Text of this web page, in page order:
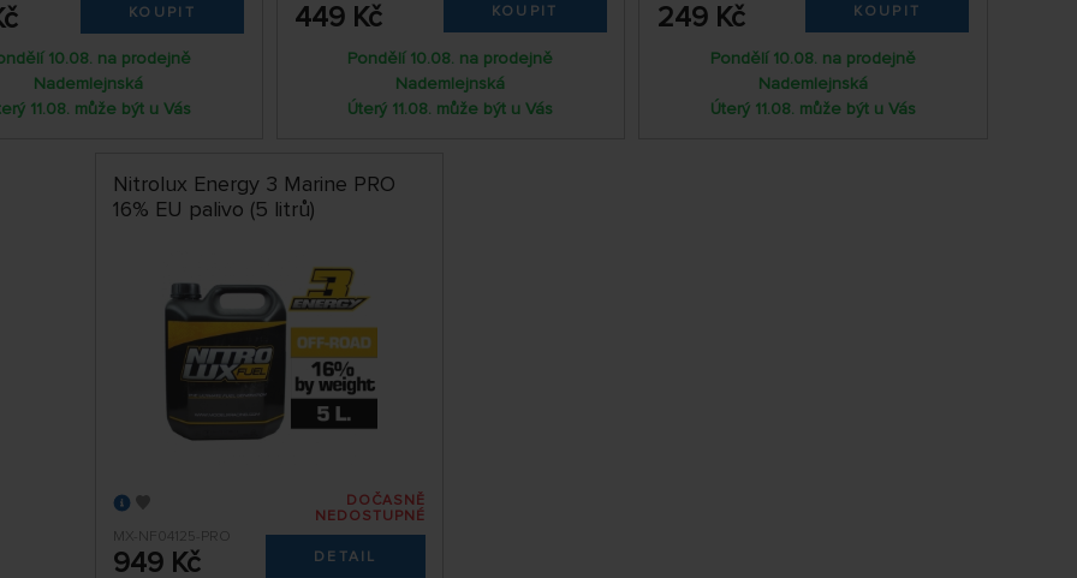
KOUPIT
10.08. na prodejně
Nademlejnská
11.08. může být u Vás
449 Kč KOUPIT
Pondělí 10.08. na prodejně
Nademlejnská
Úterý 11.08. může být u Vás
249 Kč KOUPIT
Pondělí 10.08. na prodejně
Nademlejnská
Úterý 11.08. může být u Vás
Nitrolux Energy 3 Marine PRO
16% EU palivo (5 litrů)
MX-NF04125-PRO
949 Kč
DOČASNĚ
NEDOSTUPNÉ
DETAIL